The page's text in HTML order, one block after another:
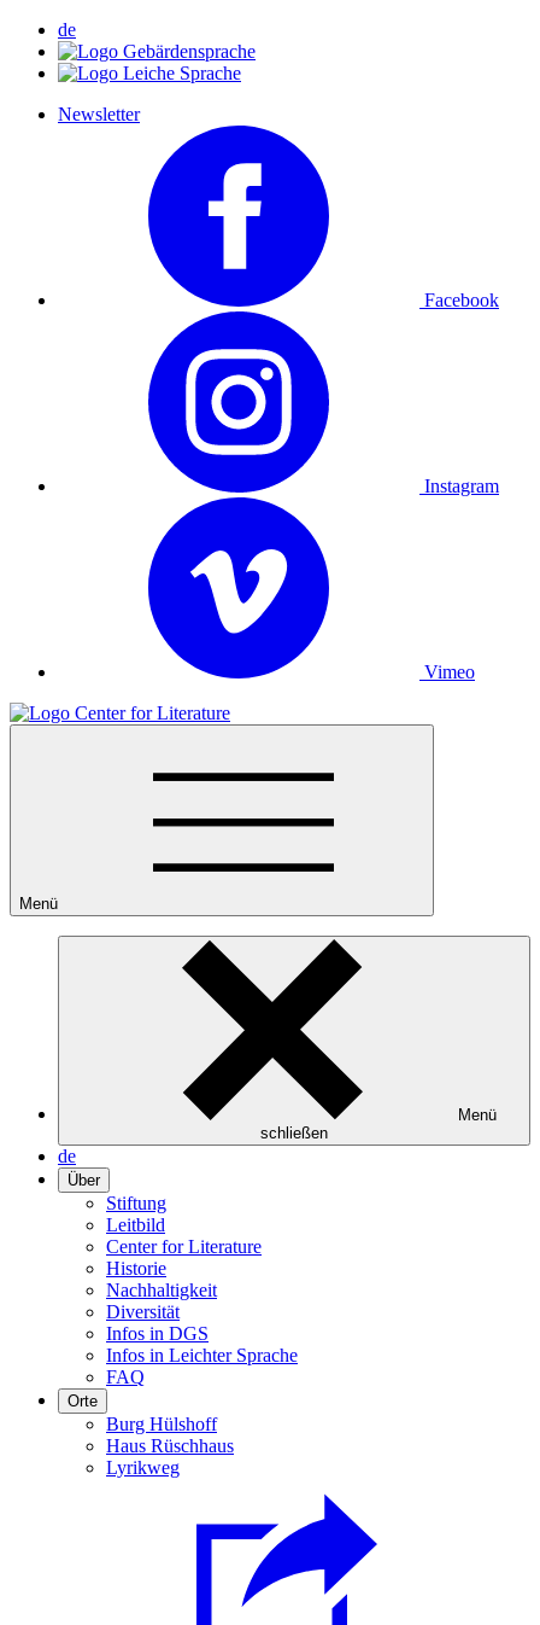
de
Newsletter
Facebook
Instagram
Vimeo
Menü
Menü
schließen
de
Über
Stiftung
Leitbild
Center for Literature
Historie
Nachhaltigkeit
Diversität
Infos in DGS
Infos in Leichter Sprache
FAQ
Orte
Burg Hülshoff
Haus Rüschhaus
Lyrikweg